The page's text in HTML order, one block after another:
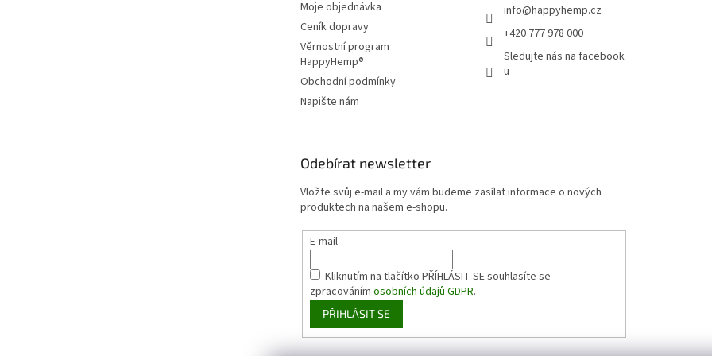
Moje objednávka
Ceník dopravy
Věrnostní program
HappyHemp®
Obchodní podmínky
Napište nám
info@happyhemp.cz
+420 777 978 000
Sledujte nás na facebook
u
Odebírat newsletter
Vložte svůj e-mail a my vám budeme zasílat informace o nových
produktech na našem e-shopu.
E-mail
Kliknutím na tlačítko PŘÍHLÁSIT SEsouhlasíte se
zpracovánímosobních údajů GDPR.
PŘIHLÁSIT SE